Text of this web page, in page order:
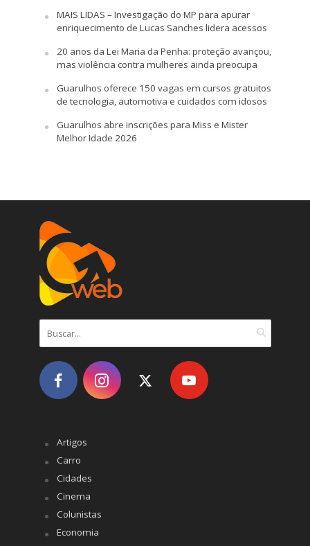
MAIS LIDAS – Investigação do MP para apurar
enriquecimento de Lucas Sanches lidera acessos
20 anos da Lei Maria da Penha: proteção avançou,
mas violência contra mulheres ainda preocupa
Guarulhos oferece 150 vagas em cursos gratuitos
de tecnologia, automotiva e cuidados com idosos
Guarulhos abre inscrições para Miss e Mister
Melhor Idade 2026
Artigos
Carro
Cidades
Cinema
Colunistas
Economia